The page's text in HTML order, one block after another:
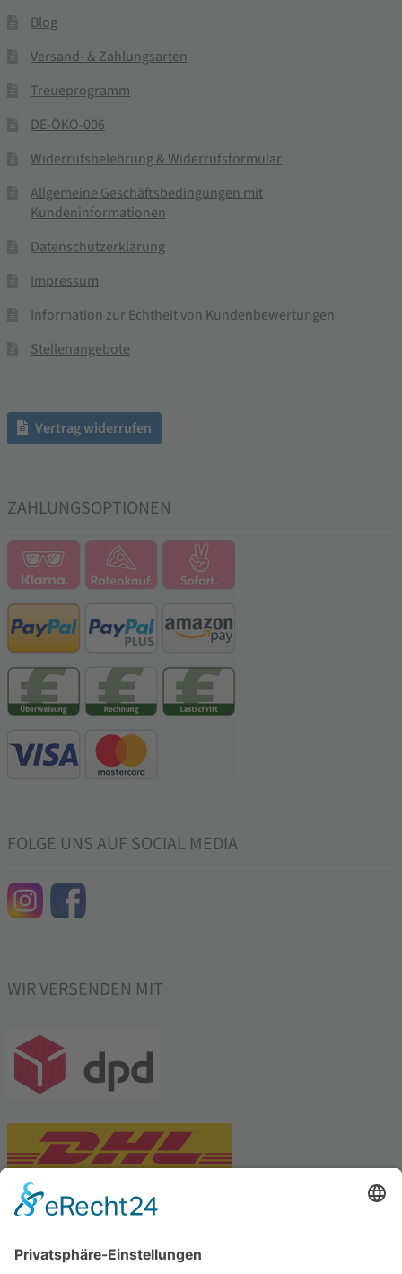
Blog
Versand- & Zahlungsarten
Treueprogramm
DE-ÖKO-006
Widerrufsbelehrung & Widerrufsformular
Allgemeine Geschäftsbedingungen mit
Kundeninformationen
Datenschutzerklärung
Impressum
Information zur Echtheit von Kundenbewertungen
Stellenangebote
Vertrag widerrufen
ZAHLUNGSOPTIONEN
FOLGE UNS AUF SOCIAL MEDIA
WIR VERSENDEN MIT